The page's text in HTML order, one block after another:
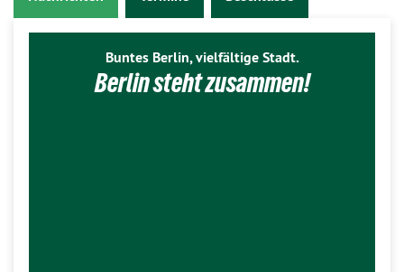
Buntes Berlin, vielfältige Stadt.
Berlin steht zusammen!